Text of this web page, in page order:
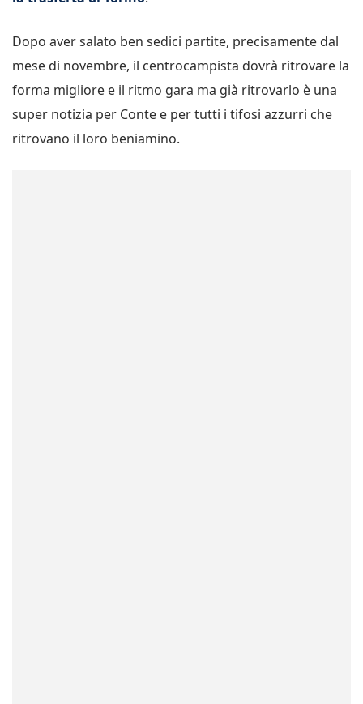
Dopo aver salato ben sedici partite, precisamente dal
mese di novembre, il centrocampista dovrà ritrovare la
forma migliore e il ritmo gara ma già ritrovarlo è una
super notizia per Conte e per tutti i tifosi azzurri che
ritrovano il loro beniamino.